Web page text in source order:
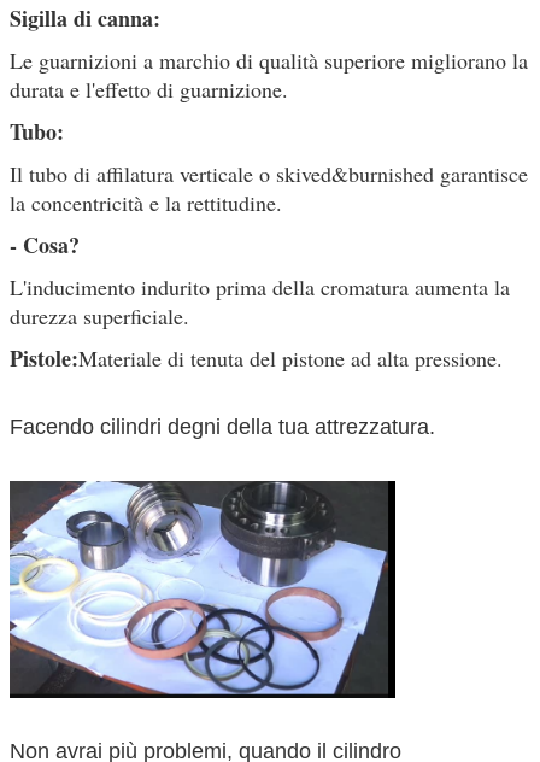
Sigilla di canna:
Le guarnizioni a marchio di qualità superiore migliorano la
durata e l'effetto di guarnizione.
Tubo:
Il tubo di affilatura verticale o skived&burnished garantisce
la concentricità e la rettitudine.
- Cosa?
L'inducimento indurito prima della cromatura aumenta la
durezza superficiale.
Pistole:Materiale di tenuta del pistone ad alta pressione.
Facendo cilindri degni della tua attrezzatura.
Non avrai più problemi, quando il cilindro